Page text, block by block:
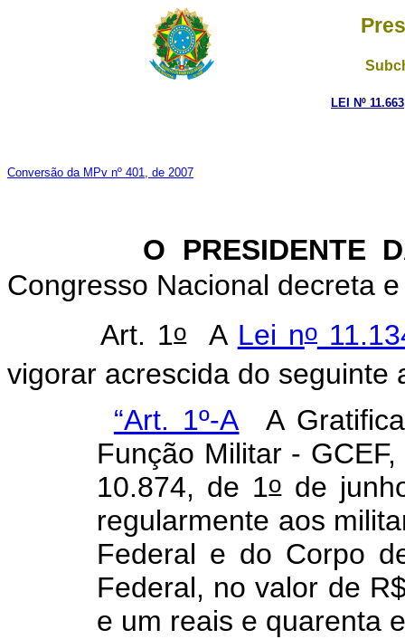
LEI Nº
Conversão da MPv nº 401, de 2007
O PRESIDENTE DA
Congresso Nacional decreta
Art. 1oA Lei no
vigorar acrescida do seguinte
“Art. 1º-A A
Função Militar -
10.874, de 1ode
regularmente aos
Federal e do Corpo
Federal, no valor de
e um reais e quarenta